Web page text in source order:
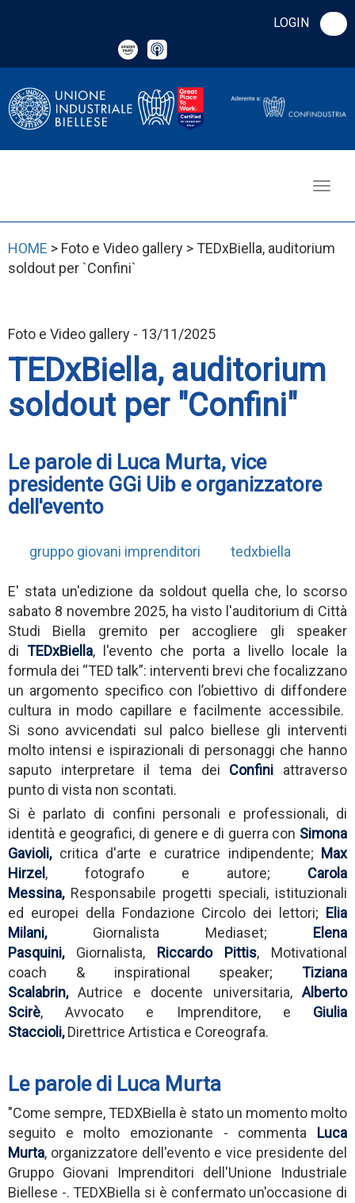
LOGIN
HOME > Foto e Video gallery > TEDxBiella, auditorium
soldout per `Confini`
Foto e Video gallery - 13/11/2025
TEDxBiella, auditorium
soldout per "Confini"
Le parole di Luca Murta, vice
presidente GGi Uib e organizzatore
dell'evento
gruppo giovani imprenditori tedxbiella
E' stata un'edizione da soldout quella che, lo scorso
sabato 8 novembre 2025, ha visto l'auditorium di Città
Studi Biella gremito per accogliere gli speaker
diTEDxBiella, l'evento che porta a livello locale la
formula dei “TED talk”: interventi brevi che focalizzano
un argomento specifico con l’obiettivo di diffondere
cultura in modo capillare e facilmente accessibile.
Si sono avvicendati sul palco biellese gli interventi
molto intensi e ispirazionali di personaggi che hanno
saputo interpretare il tema dei
Confini attraverso
punto di vista non scontati.
Si è parlato di confini personali e professionali, di
identità e geografici, di genere e di guerra con Simona
Gavioli, critica d'arte e curatrice indipendente;
Max
Hirzel , fotografo e autore; Carola
Messina,Responsabile progetti speciali, istituzionali
ed europei della Fondazione Circolo dei lettori; Elia
Milani,Giornalista Mediaset; Elena
Pasquini, Giornalista, Riccardo Pittis, Motivational
coach & inspirational speaker; Tiziana
Scalabrin,Autrice e docente universitaria, Alberto
Scirè, Avvocato e Imprenditore, e Giulia
Staccioli,Direttrice Artistica e Coreografa.
Le parole di Luca Murta
"Come sempre, TEDXBiella è stato un momento molto
seguito e molto emozionante - commenta Luca
Murta, organizzatore dell'evento e vice presidente del
Gruppo Giovani Imprenditori dell'Unione Industriale
Biellese -. TEDXBiella si è confermato un'occasione di